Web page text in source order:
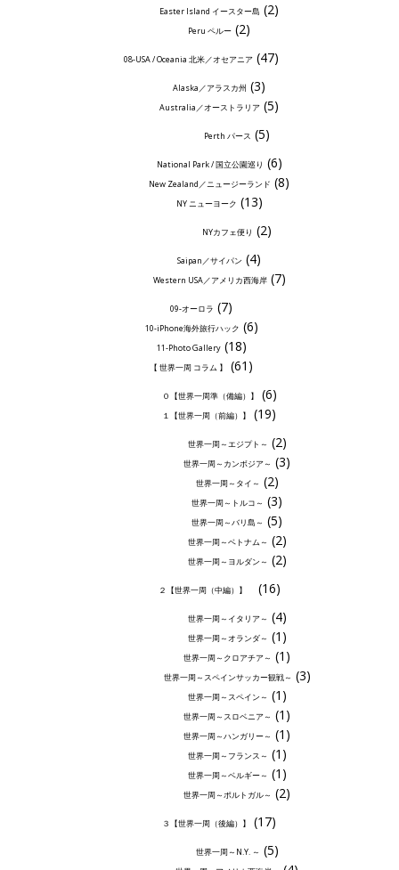
Easter Island イースター島 (2)
Peru ペルー (2)
08-USA / Oceania 北米／オセアニア (47)
Alaska／アラスカ州 (3)
Australia／オーストラリア (5)
Perth パース (5)
National Park / 国立公園巡り (6)
New Zealand／ニュージーランド (8)
NY ニューヨーク (13)
NYカフェ便り (2)
Saipan／サイパン (4)
Western USA／アメリカ西海岸(7)
09-オーロラ (7)
10-iPhone海外旅行ハック (6)
11-Photo Gallery(18)
【 世界一周 コラム 】 (61)
０【世界一周準（備編）】 (6)
１【世界一周（前編）】 (19)
世界一周～エジプト～ (2)
世界一周～カンボジア～ (3)
世界一周～タイ～ (2)
世界一周～トルコ～ (3)
世界一周～バリ島～ (5)
世界一周～ベトナム～ (2)
世界一周～ヨルダン～ (2)
２【世界一周（中編）】 (16)
世界一周～イタリア～ (4)
世界一周～オランダ～ (1)
世界一周～クロアチア～ (1)
世界一周～スペインサッカー観戦～ (3)
世界一周～スペイン～ (1)
世界一周～スロベニア～ (1)
世界一周～ハンガリー～ (1)
世界一周～フランス～ (1)
世界一周～ベルギー～ (1)
世界一周～ポルトガル～ (2)
３【世界一周（後編）】 (17)
世界一周～N.Y. ～ (5)